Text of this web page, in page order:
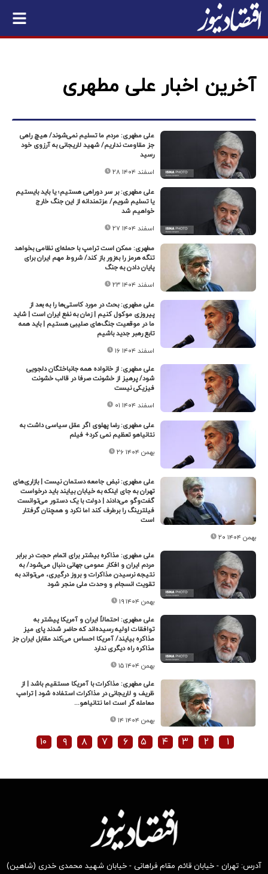
آخرین اخبار علی مطهری
علی مطهری: مردم ما تسلیم نمی‌شوند/ هیچ راهی
جز مقاومت نداریم/ شهید لاریجانی به آرزوی خود
رسید
۲۸ اسفند ۱۴۰۴
علی مطهری: بر سر دوراهی هستیم؛ یا باید بایستیم
یا تسلیم شویم/ عزتمندانه از این جنگ خارج
خواهیم شد
۲۷ اسفند ۱۴۰۴
مطهری: ممکن است ترامپ با حمله‌ای نظامی بخواهد
تنگه هرمز را به‌زور باز کند/ شروط مهم ایران برای
پایان دادن به جنگ
۲۳ اسفند ۱۴۰۴
علی مطهری: بحث در مورد کاستی‌ها را به بعد از
پیروزی موکول کنیم | زمان به نفع ایران است | شاید
ما در موقعیت جنگ‌های صلیبی هستیم | باید همه
تابع رهبر جدید باشیم
۱۶ اسفند ۱۴۰۴
علی مطهری: از خانواده همه جانباختگان دلجویی
شود/ پرهیز از خشونت صرفا در قالب خشونت
فیزیکی نیست
۰۱ اسفند ۱۴۰۴
علی مطهری: رضا پهلوی اگر عقل سیاسی داشت به
نتانیاهو تعظیم نمی کرد+ فیلم
۲۶ بهمن ۱۴۰۴
علی مطهری: نبض جامعه دستمان نیست | بازاری‌های
تهران به جای اینکه به خیابان بیایند باید درخواست
گفت‌وگو می‌دادند | دولت با یک دستور می‌توانست
فیلترینگ را برطرف کند اما نکرد و همچنان گرفتار
است
۲۰ بهمن ۱۴۰۴
علی مطهری: مذاکره بیشتر برای اتمام حجت در برابر
مردم ایران و افکار عمومی جهانی دنبال می‌شود/ به
نتیجه نرسیدن مذاکرات و بروز درگیری، می‌تواند به
تقویت انسجام و وحدت ملی منجر شود‌
۱۹ بهمن ۱۴۰۴
علی مطهری: احتمالاً ایران و آمریکا پیشتر به
توافقات اولیه رسیده‌اند که حاضر شدند پای میز
مذاکره بیایند/ آمریکا احساس می‌کند مقابل ایران جز
مذاکره راه دیگری ندارد
۱۵ بهمن ۱۴۰۴
علی مطهری: مذاکرات با آمریکا مستقیم باشد | از
ظریف و لاریجانی در مذاکرات استفاده شود | ترامپ
معامله گر است اما نتانیاهو...
۱۴ بهمن ۱۴۰۴
۱ ۲ ۳ ۴ ۵ ۶ ۷ ۸ ۹ ۱۰
آدرس: تهران - خیابان قائم مقام فراهانی - خیابان شهید محمدی خدری (شاهین)